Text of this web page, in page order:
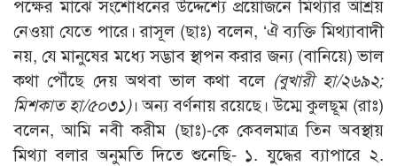
পক্ষের মাঝে সংশোধনের উদ্দেশ্যে প্রয়োজনে মিথ্যার আশ্রয়
নেওয়া যেতে পারে। রাসূল (ছাঃ) বলেন, ‘ঐ ব্যক্তি মিথ্যাবাদী
নয়, যে মানুষের মধ্যে সদ্ভাব স্থাপন করার জন্য (বানিয়ে) ভাল
কথা পৌঁছে দেয় অথবা ভাল কথা বলে (বুখারী হা/২৬৯২;
মিশকাত হা/৫০৩১)। অন্য বর্ণনায় রয়েছে। উম্মে কুলছূম (রাঃ)
বলেন, আমি নবী করীম (ছাঃ)-কে কেবলমাত্র তিন অবস্থায়
মিথ্যা বলার অনুমতি দিতে শুনেছি- ১. যুদ্ধের ব্যাপারে ২.